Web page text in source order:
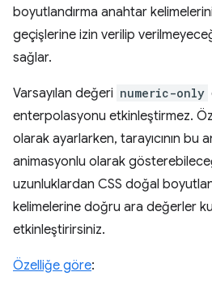
boyutlandırma anahtar
geçişlerine izin verilip
sağlar.
Varsayılan değeri numeric-only
enterpolasyonu etkinleştirmez.
olarak ayarlarken, tarayıcının bu
animasyonlu olarak
uzunluklardan CSS doğal
kelimelerine doğru ara değerler
etkinleştirirsiniz.
Özelliğe göre: